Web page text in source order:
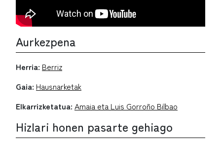
Aurkezpena
Herria: Berriz
Gaia: Hausnarketak
Elkarrizketatua: Amaia eta Luis Gorroño Bilbao
Hizlari honen pasarte gehiago